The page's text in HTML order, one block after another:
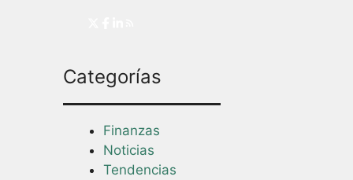
Categorías
Finanzas
Noticias
Tendencias